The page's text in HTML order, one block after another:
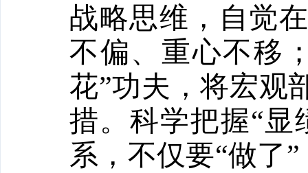
战略思维，自觉
不偏、重心不移
花”功夫，将宏观
措。科学把握“显
系，不仅要“做了